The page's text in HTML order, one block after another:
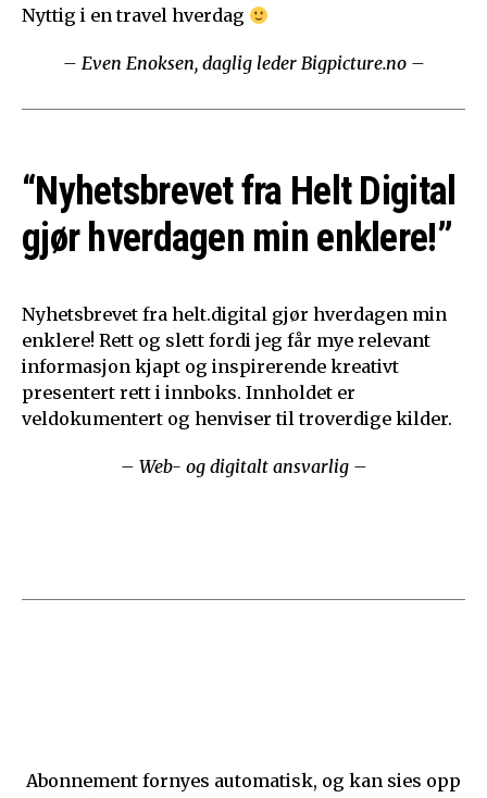
Nyttig i en travel hverdag
– Even Enoksen, daglig leder Bigpicture.no –
“Nyhetsbrevet fra Helt Digital
gjør hverdagen min enklere!”
Nyhetsbrevet fra helt.digital gjør hverdagen min
enklere! Rett og slett fordi jeg får mye relevant
informasjon kjapt og inspirerende kreativt
presentert rett i innboks. Innholdet er
veldokumentert og henviser til troverdige kilder.
– Web- og digitalt ansvarlig –
Abonnement fornyes automatisk, og kan sies opp